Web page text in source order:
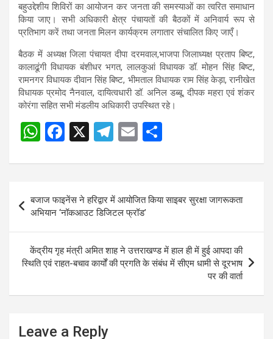
बहुउद्देशीय शिविरों का आयोजन कर जनता की समस्याओं का त्वरित समाधान
किया जाए। सभी अधिकारी क्षेत्र पंचायतों की बैठकों में अनिवार्य रूप से
प्रतिभाग करें तथा जनता मिलन कार्यक्रम लगातार संचालित किए जाएँ।
बैठक में अध्यक्ष जिला पंचायत दीपा दरमवाल,भाजपा जिलाध्यक्ष प्रताप बिष्ट,
कालाढूंगी विधायक बंशीधर भगत, लालकुआं विधायक डॉ. मोहन सिंह बिष्ट,
रामनगर विधायक दीवान सिंह बिष्ट, भीमताल विधायक राम सिंह केड़ा, रानीखेत
विधायक प्रमोद नैनवाल, दायित्वधारी डॉ. अनिल डब्बू, दीपक महरा एवं शंकर
कोरंगा सहित सभी मंडलीय अधिकारी उपस्थित रहे।
PostW
at
A
p
p
F
ce
b
o
o
k
X
T
e
gr
a
m
E
ail ar
navigation
बजाज फाइनेंस ने हरिद्वार में आयोजित किया साइबर सुरक्षा जागरूकता
अभियान ‘नॉकआउट डिजिटल फ्रॉड’
केंद्रीय गृह मंत्री अमित शाह ने उत्तराखण्ड में हाल ही में हुई आपदा की
स्थिति एवं राहत-बचाव कार्यों की प्रगति के संबंध में सीएम धामी से दूरभाष
पर की वार्ता
Leave a Reply